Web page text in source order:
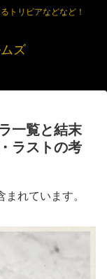
トリビアなどなど！
ズ
一覧と結末
ラストの考
れています。